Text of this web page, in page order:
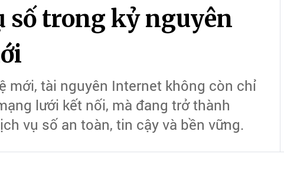
số trong kỷ nguyên
mới, tài nguyên Internet không còn chỉ
lưới kết nối, mà đang trở thành
vụ số an toàn, tin cậy và bền vững.